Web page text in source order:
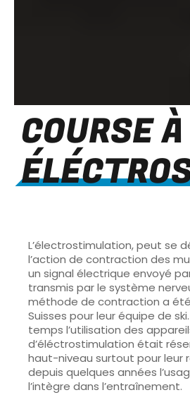
COURSE
L’électrostimulation, peut se
l’action de contraction des
un signal électrique envoyé
transmis par le système
méthode de contraction a
Suisses pour leur équipe de
temps l’utilisation des
d’éléctrostimulation était
haut-niveau surtout pour leur
depuis quelques années
l’intègre dans l’entraînement.